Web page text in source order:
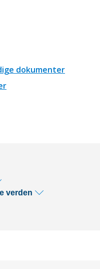
dokumenter
verden